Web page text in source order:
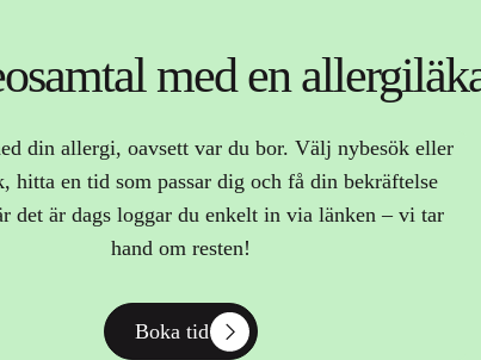
med en
din allergi, oavsett var du bor. Välj nybesök eller
hitta en tid som passar dig och få din bekräftelse
det är dags loggar du enkelt in via länken – vi tar
hand om resten!
Boka tid